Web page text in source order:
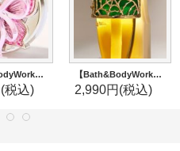
【Bath&BodyWorks】カーフレグランスホルダー(ベント＆バイザークリップ付)：ピンクリボン
(税込)
【Bath&BodyWorks】Wallflowers本体：ジェムストーンスパイダーナイトライト
2,990円(税込)